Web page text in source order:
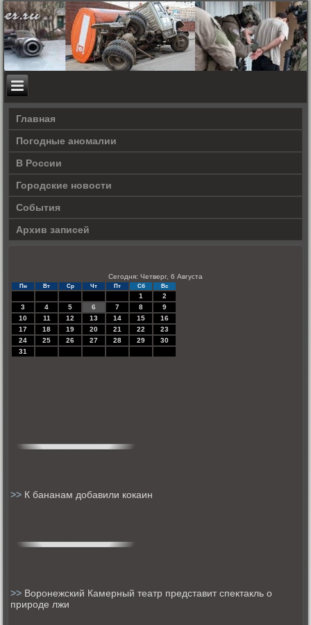
Главная
Погодные аномалии
В России
Городские новости
События
Архив записей
Сегодня: Четверг, 6 Августа
Пн Вт Ср Чт Пт Сб Вс
1
2
3
4 5 6 7 8
9
10
11 12 13 14 15
16
17
18 19 20 21 22
23
24
25 26 27 28 29
30
31
>> К бананам добавили кокаин
>> Воронежский Камерный театр представит спектакль о
природе лжи